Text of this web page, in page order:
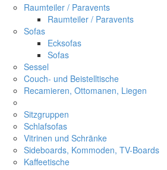
Raumteiler / Paravents
Raumteiler / Paravents
Sofas
Ecksofas
Sofas
Sessel
Couch- und Beistelltische
Recamieren, Ottomanen, Liegen
Sitzgruppen
Schlafsofas
Vitrinen und Schränke
Sideboards, Kommoden, TV-Boards
Kaffeetische